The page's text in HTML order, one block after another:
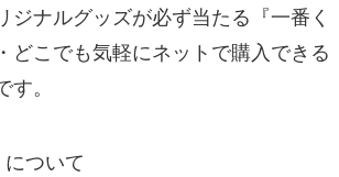
ジナルグッズが必ず当たる『一番く
どこでも気軽にネットで購入できる
。
ついて